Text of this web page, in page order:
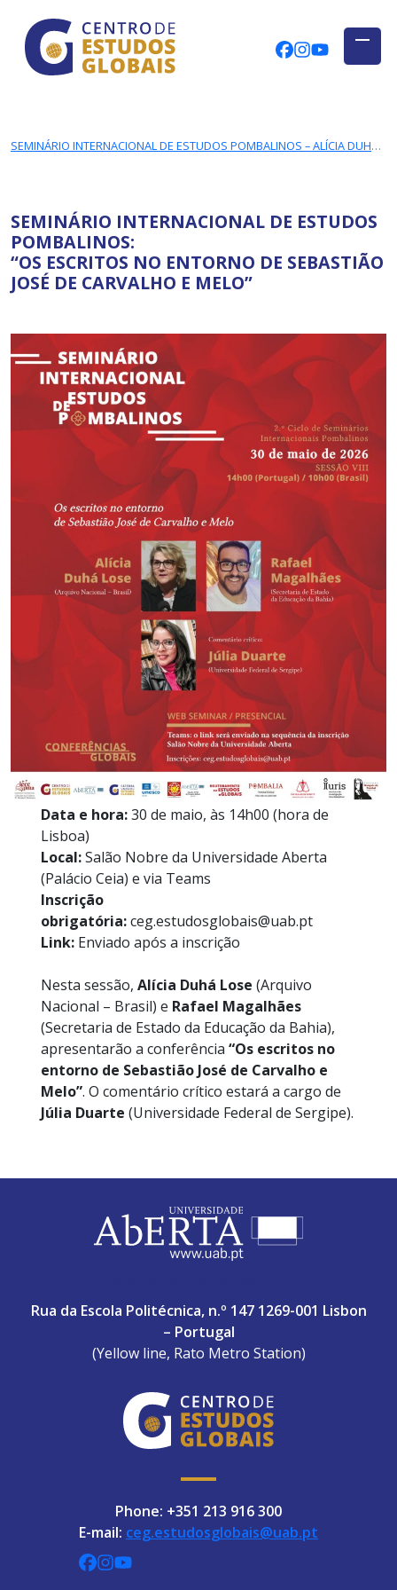
Skip to main content
CENTRO DE ESTUDOS GLOBAIS
CEGUAb @
SEMINÁRIO INTERNACIONAL DE ESTUDOS POMBALINOS – ALÍCIA DUHÁ LOSE E RAFAEL MAGALHÃES
SEMINÁRIO INTERNACIONAL DE ESTUDOS
POMBALINOS:
“OS ESCRITOS NO ENTORNO DE SEBASTIÃO
JOSÉ DE CARVALHO E MELO”
Data e hora:30 de maio, às 14h00 (hora de
Lisboa)
Local:Salão Nobre da Universidade Aberta
(Palácio Ceia) e via Teams
Inscrição
obrigatória:ceg.estudosglobais@uab.pt
Link: Enviado após a inscrição
Nesta sessão, Alícia Duhá Lose (Arquivo
Nacional – Brasil) e Rafael Magalhães
(Secretaria de Estado da Educação da Bahia),
apresentarão a conferência “Os escritos no
entorno de Sebastião José de Carvalho e
Melo”. O comentário crítico estará a cargo de
Júlia Duarte (Universidade Federal de Sergipe).
Rua da Escola Politécnica, n.º 147 1269-001 Lisbon
– Portugal
(Yellow line, Rato Metro Station)
Phone: +351 213 916 300
E-mail: ceg.estudosglobais@uab.pt
CEGUAb @ Facebook
centrodeestudosglobaisuab @
globalogia @ YouTube